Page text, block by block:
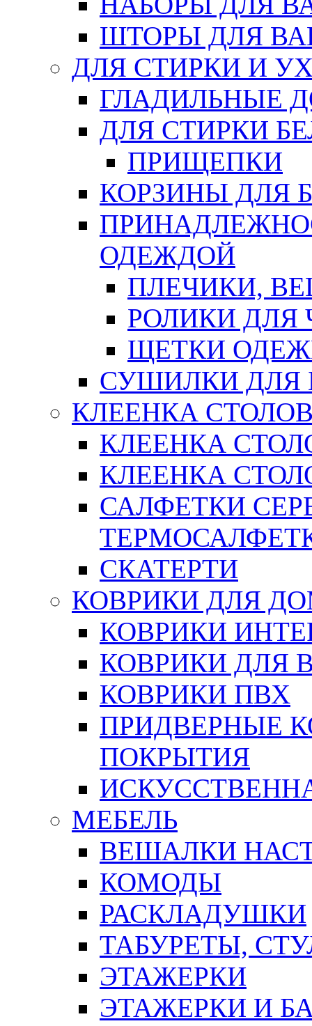
ШТОРЫ ДЛЯ
ДЛЯ СТИРКИ И
ГЛАДИЛЬНЫЕ
ДЛЯ СТИРКИ
ПРИЩЕПКИ
КОРЗИНЫ ДЛЯ
ОДЕЖДОЙ
ПЛЕЧИКИ,
РОЛИКИ ДЛЯ
ЩЕТКИ
СУШИЛКИ ДЛЯ
КЛЕЕНКА
КЛЕЕНКА
КЛЕЕНКА
САЛФЕТКИ
СКАТЕРТИ
КОВРИКИ ДЛЯ
КОВРИКИ
КОВРИКИ ДЛЯ
КОВРИКИ ПВХ
ПРИДВЕРНЫЕ
ПОКРЫТИЯ
МЕБЕЛЬ
ВЕШАЛКИ
КОМОДЫ
РАСКЛАДУШКИ
ТАБУРЕТЫ,
ЭТАЖЕРКИ
ЭТАЖЕРКИ И